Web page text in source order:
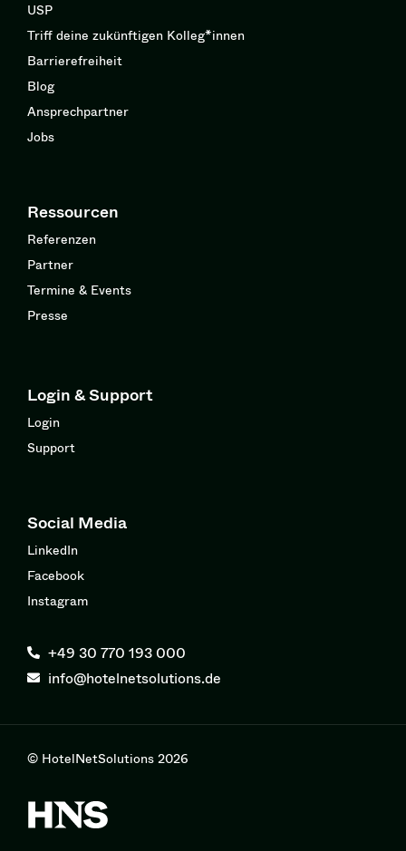
USP
Triff deine zukünftigen Kolleg*innen
Barrierefreiheit
Blog
Ansprechpartner
Jobs
Ressourcen
Referenzen
Partner
Termine & Events
Presse
Login & Support
Login
Support
Social Media
LinkedIn
Facebook
Instagram
+49 30 770 193 000
info@hotelnetsolutions.de
© HotelNetSolutions 2026